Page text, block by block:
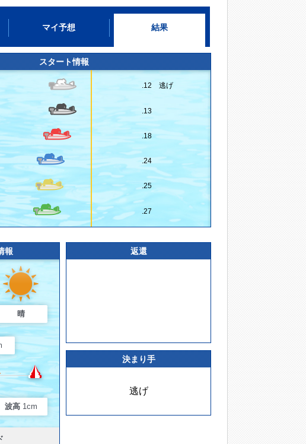
マイ予想 結果
スタート情報
.12 逃げ
.13
.18
.24
.25
.27
報
晴
波高 1cm
返還
決まり手
逃げ